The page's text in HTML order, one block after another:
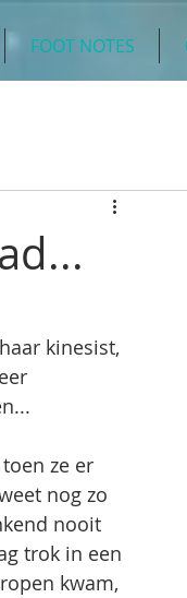
FOOT NOTES
kinesist,
ze er
nog zo
nooit
trok in een
kwam,